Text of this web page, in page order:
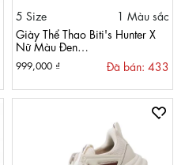
5 Size
1 Màu sắc
Giày Thể Thao Biti's Hunter X
Nữ Màu Đen
999,000 ₫ Đã bán: 433